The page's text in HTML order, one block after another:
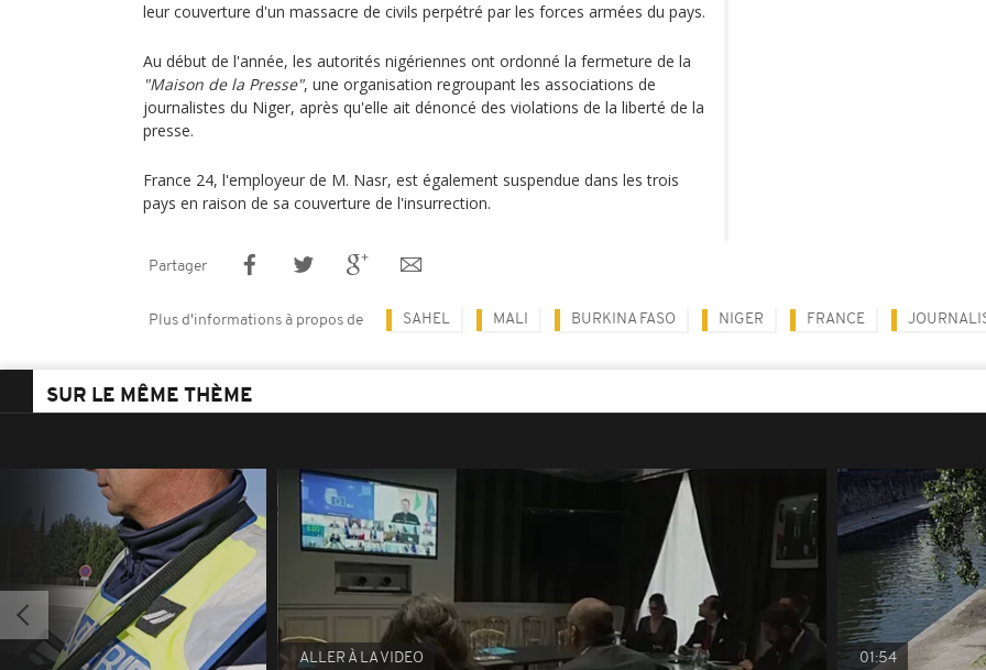
leur couverture d'un massacre de civils perpétré par les forces armées du pays.
Au début de l'année, les autorités nigériennes ont ordonné la fermeture de la
"Maison de la Presse", une organisation regroupant les associations de
journalistes du Niger, après qu'elle ait dénoncé des violations de la liberté de la
presse.
France 24, l'employeur de M. Nasr, est également suspendue dans les trois
pays en raison de sa couverture de l'insurrection.
Partager
Plus d'informations à propos de SAHEL MALI BURKINA FASO NIGER FRANCE
SUR LE MÊME THÈME
ALLER À LA VIDEO 01:54